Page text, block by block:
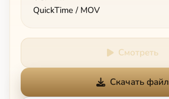
QuickTime / MOV
Смотреть
Скачать файл